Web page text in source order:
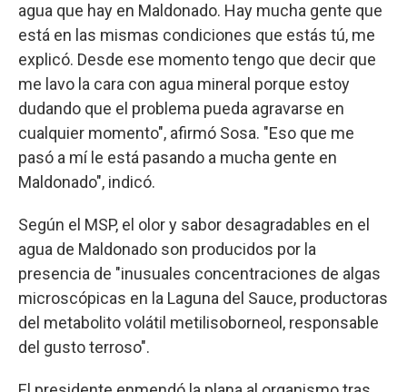
agua que hay en Maldonado. Hay mucha gente que
está en las mismas condiciones que estás tú, me
explicó. Desde ese momento tengo que decir que
me lavo la cara con agua mineral porque estoy
dudando que el problema pueda agravarse en
cualquier momento", afirmó Sosa. "Eso que me
pasó a mí le está pasando a mucha gente en
Maldonado", indicó.
Según el MSP, el olor y sabor desagradables en el
agua de Maldonado son producidos por la
presencia de "inusuales concentraciones de algas
microscópicas en la Laguna del Sauce, productoras
del metabolito volátil metilisoborneol, responsable
del gusto terroso".